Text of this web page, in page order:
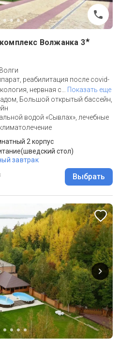
Волжанка 3★
Волги
реабилитация после covid-
нервная с… Показать еще
Большой открытый бассейн,
водой «Сывлах», лечебные
2 корпус
стол)
завтрак
Выбрать